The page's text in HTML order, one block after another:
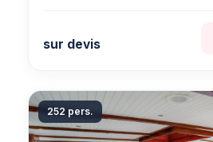
sur devis
252 pers.